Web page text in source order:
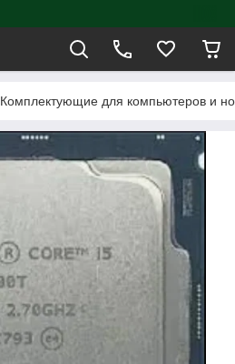
Комплектующие для компьютеров и